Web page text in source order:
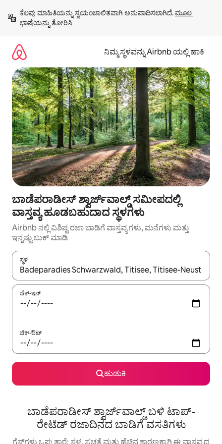
ಹೋಗಿ
ಕೆಲವು ಮಾಹಿತಿಯನ್ನು ಸ್ವಯಂಚಾಲಿತವಾಗಿ ಅನುವಾದಿಸಲಾಗಿದೆ. ಮೂಲ
ಭಾಷೆಯನ್ನು ತೋರಿಸಿ
ನಿಮ್ಮ ಸ್ಥಳವನ್ನು Airbnb ಯಲ್ಲಿ ಹಾಕಿ
ಬಾಡೆಪರಾಡೀಸ್ ಶ್ವಾರ್ಜ್‌ವಾಲ್ಡ್ ಸಮೀಪದಲ್ಲಿ
ವಾಸ್ತವ್ಯ ಹೂಡಬಹುದಾದ ಸ್ಥಳಗಳು
Airbnb ನಲ್ಲಿ ವಿಶಿಷ್ಟ ರಜಾ ಬಾಡಿಗೆ ವಾಸ್ತವ್ಯಗಳು, ಮನೆಗಳು ಮತ್ತು
ಇನ್ನಷ್ಟು ಬುಕ್ ಮಾಡಿ
ಸ್ಥಳ
ಫಲಿತಾಂಶಗಳು ಲಭ್ಯವಿರುವಾಗ, ಅಪ್ ಮತ್ತು ಡೌನ್ ಬಾಣದ ಕೀಲಿಗಳೊಂದಿಗೆ
ಚೆಕ್-ಇನ್
ಚೆಕ್-ಔಟ್
ಹುಡುಕಿ
ಬಾಡೆಪರಾಡೀಸ್ ಶ್ವಾರ್ಜ್‌ವಾಲ್ಡ್ ಬಳಿ ಟಾಪ್-
ರೇಟೆಡ್ ರಜಾದಿನದ ಬಾಡಿಗೆ ವಸತಿಗಳು
ಗೆಸ್ಟ್‌ಗಳು ಒಪ್ಪುತ್ತಾರೆ: ಸ್ಥಳ, ಸ್ವಚ್ಛತೆ ಮತ್ತು ಹೆಚ್ಚಿನ ಕಾರಣಕ್ಕಾಗಿ ಈ ವಾಸ್ತವ್ಯದ